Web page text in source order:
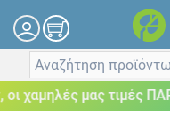
χαμηλές μας τιμές